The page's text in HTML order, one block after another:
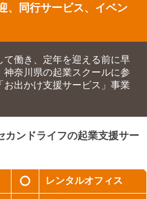
、同行サービス、イベン
働き、定年を迎える前に早
奈川県の起業スクールに参
出かけ支援サービス」事業
カンドライフの起業支援サー
レンタルオフィス